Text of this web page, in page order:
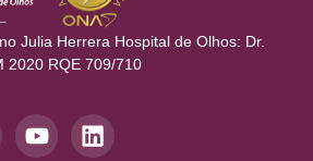
Julia Herrera Hospital de Olhos: Dr.
2020 RQE 709/710